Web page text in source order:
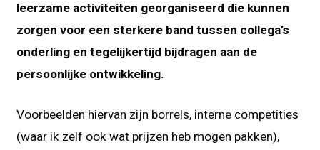
leerzame activiteiten georganiseerd die kunnen
zorgen voor een sterkere band tussen collega’s
onderling en tegelijkertijd bijdragen aan de
persoonlijke ontwikkeling.
Voorbeelden hiervan zijn borrels, interne competities
(waar ik zelf ook wat prijzen heb mogen pakken),